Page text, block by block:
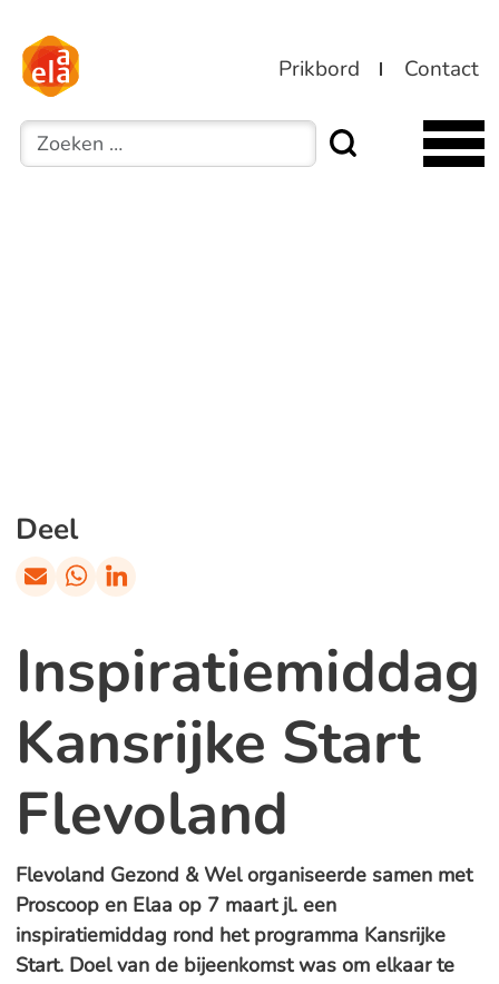
Prikbord Contact
Zoeken
Inspiratiemiddag
Kansrijke Start
Flevoland
Flevoland Gezond & Wel organiseerde samen met
Proscoop en Elaa op 7 maart jl. een
inspiratiemiddag rond het programma Kansrijke
Start. Doel van de bijeenkomst was om elkaar te
Deel